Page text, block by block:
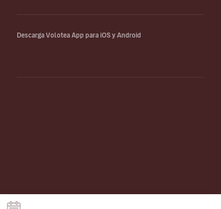
Descarga Volotea App para iOS y Android